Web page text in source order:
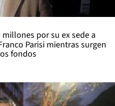
millones por su ex sede a
Parisi mientras surgen
fondos